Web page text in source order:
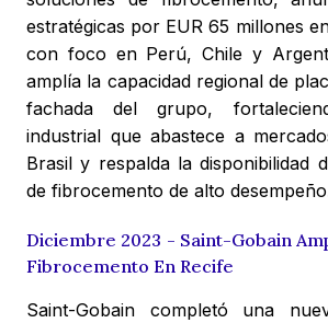
estratégicas por EUR 65 millones
con foco en Perú, Chile y
amplía la capacidad regional de
fachada del grupo,
industrial que abastece a
Brasil y respalda la disponibilidad
de fibrocemento de alto
Diciembre 2023 - Saint-Gobain
Fibrocemento En Recife
Saint-Gobain completó una